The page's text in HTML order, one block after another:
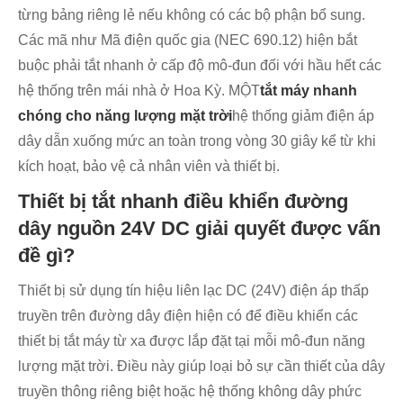
từng bảng riêng lẻ nếu không có các bộ phận bổ sung.
Các mã như Mã điện quốc gia (NEC 690.12) hiện bắt
buộc phải tắt nhanh ở cấp độ mô-đun đối với hầu hết các
hệ thống trên mái nhà ở Hoa Kỳ. MỘTtắt máy nhanh
chóng cho năng lượng mặt trờihệ thống giảm điện áp
dây dẫn xuống mức an toàn trong vòng 30 giây kể từ khi
kích hoạt, bảo vệ cả nhân viên và thiết bị.
Thiết bị tắt nhanh điều khiển đường
dây nguồn 24V DC giải quyết được vấn
đề gì?
Thiết bị sử dụng tín hiệu liên lạc DC (24V) điện áp thấp
truyền trên đường dây điện hiện có để điều khiển các
thiết bị tắt máy từ xa được lắp đặt tại mỗi mô-đun năng
lượng mặt trời. Điều này giúp loại bỏ sự cần thiết của dây
truyền thông riêng biệt hoặc hệ thống không dây phức